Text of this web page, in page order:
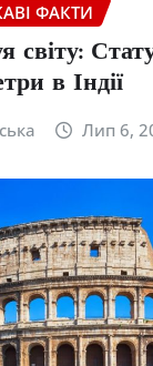
ФАКТИ
світу:
в Індії
Лип 6,